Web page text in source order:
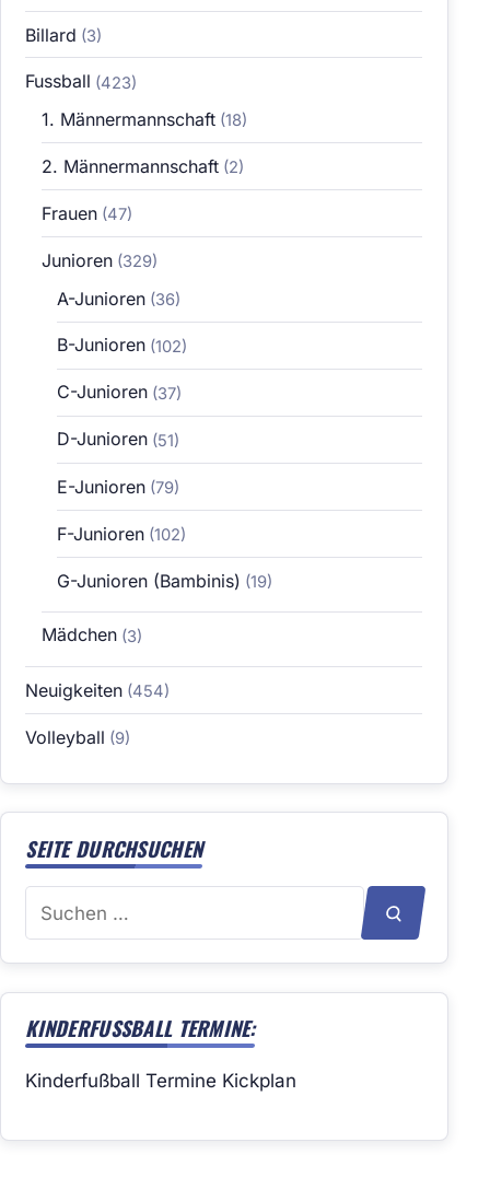
Billard (3)
Fussball (423)
1. Männermannschaft(18)
2. Männermannschaft(2)
Frauen(47)
Junioren(329)
A-Junioren (36)
B-Junioren (102)
C-Junioren (37)
D-Junioren (51)
E-Junioren (79)
F-Junioren (102)
G-Junioren (Bambinis) (19)
Mädchen(3)
Neuigkeiten (454)
Volleyball (9)
SEITE DURCHSUCHEN
Suchen
SUCHEN
KINDERFUSSBALL TERMINE:
Kinderfußball Termine Kickplan